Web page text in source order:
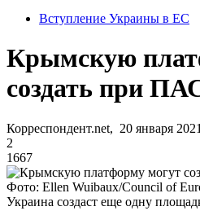
Вступление Украины в ЕС
Крымскую
создать при
Корреспондент.net, 20 января
2
1667
Фото: Ellen Wuibaux/Council of
Украина создаст еще одну